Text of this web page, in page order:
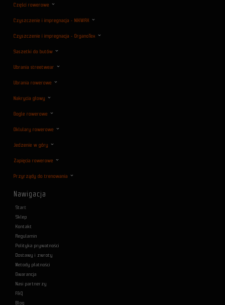
Części rowerowe
Czyszczenie i impregnacja - NIKWAX
Czyszczenie i impregnacja - OrganoTex
Saszetki do butów
Ubrania streetwear
Ubrania rowerowe
Nakrycia głowy
Gogle rowerowe
Oklulary rowerowe
Jedzenie w góry
Zapięcia rowerowe
Przyrządy do trenowania
Nawigacja
Start
Sklep
Kontakt
Regulamin
Polityka prywatności
Dostawy i zwroty
Metody płatności
Gwarancja
Nasi partnerzy
F&Q
Blog